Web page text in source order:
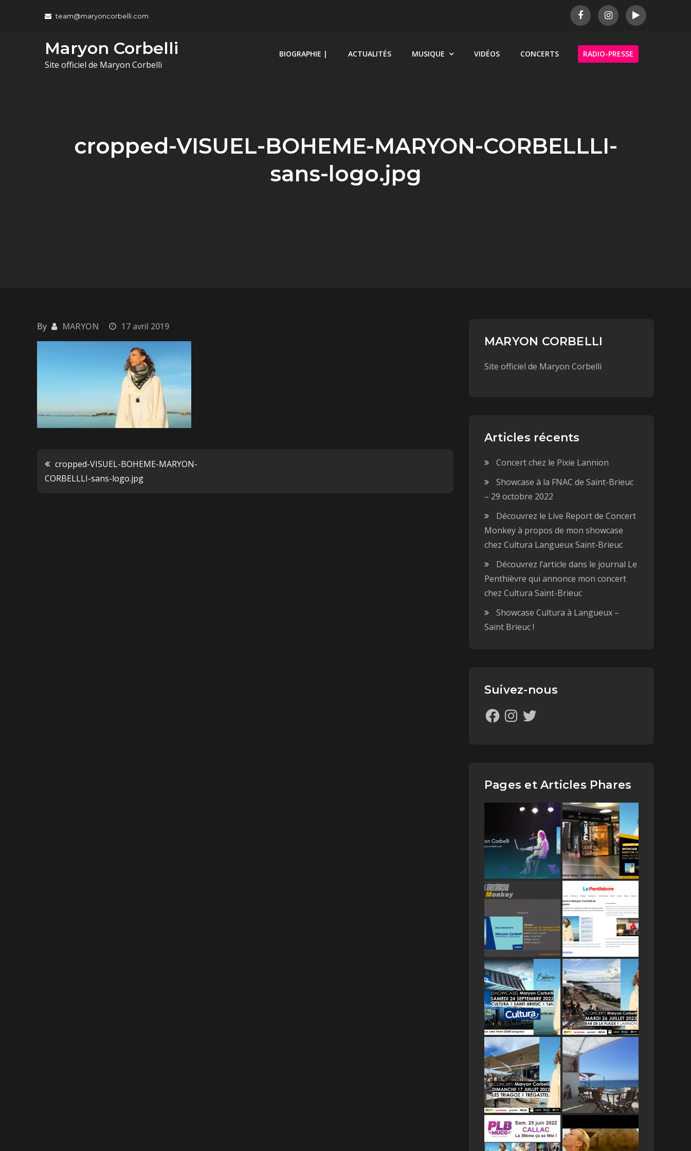
team@maryoncorbelli.com
Maryon Corbelli
Site officiel de Maryon Corbelli
BIOGRAPHIE | ACTUALITÉS MUSIQUE VIDÉOS CONCERTS RADIO-PRESSE
cropped-VISUEL-BOHEME-MARYON-CORBELLLI-
sans-logo.jpg
By MARYON 17 avril 2019
cropped-VISUEL-BOHEME-MARYON-
CORBELLLI-sans-logo.jpg
MARYON CORBELLI
Site officiel de Maryon Corbelli
Articles récents
Concert chez le Pixie Lannion
Showcase à la FNAC de Saint-Brieuc
– 29 octobre 2022
Découvrez le Live Report de Concert
Monkey à propos de mon showcase
chez Cultura Langueux Saint-Brieuc
Découvrez l’article dans le journal Le
Penthièvre qui annonce mon concert
chez Cultura Saint-Brieuc
Showcase Cultura à Langueux –
Saint Brieuc !
Suivez-nous
Pages et Articles Phares